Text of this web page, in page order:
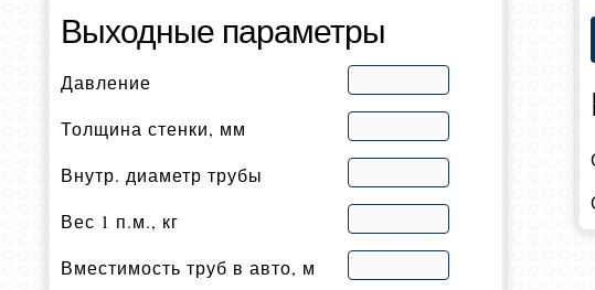
Выходные параметры
Давление
Толщина стенки, мм
Внутр. диаметр трубы
Вес 1 п.м., кг
Вместимость труб в авто, м